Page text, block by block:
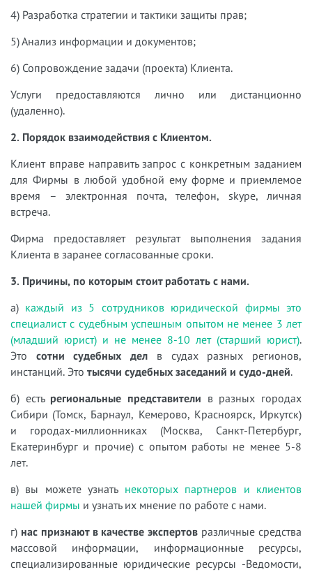
4) Разработка стратегии и тактики защиты прав;
5) Анализ информации и документов;
6) Сопровождение задачи (проекта) Клиента.
Услуги предоставляются лично или дистанционно
(удаленно).
2. Порядок взаимодействия с Клиентом.
Клиент вправе направить запрос с конкретным заданием
для Фирмы в любой удобной ему форме и приемлемое
время – электронная почта, телефон, skype, личная
встреча.
Фирма предоставляет результат выполнения задания
Клиента в заранее согласованные сроки.
3. Причины, по которым стоит работать с нами.
а) каждый из 5 сотрудников юридической фирмы это
специалист с судебным успешным опытом не менее 3 лет
(младший юрист) и не менее 8-10 лет (старший юрист).
Это сотни судебных дел в судах разных регионов,
инстанций. Это тысячи судебных заседаний и судо-дней.
б) есть региональные представители в разных городах
Сибири (Томск, Барнаул, Кемерово, Красноярск, Иркутск)
и городах-миллионниках (Москва, Санкт-Петербург,
Екатеринбург и прочие) с опытом работы не менее 5-8
лет.
в) вы можете узнать некоторых партнеров и клиентов
нашей фирмы и узнать их мнение по работе с нами.
г) нас признают в качестве экспертов различные средства
массовой информации, информационные ресурсы,
специализированные юридические ресурсы -Ведомости,